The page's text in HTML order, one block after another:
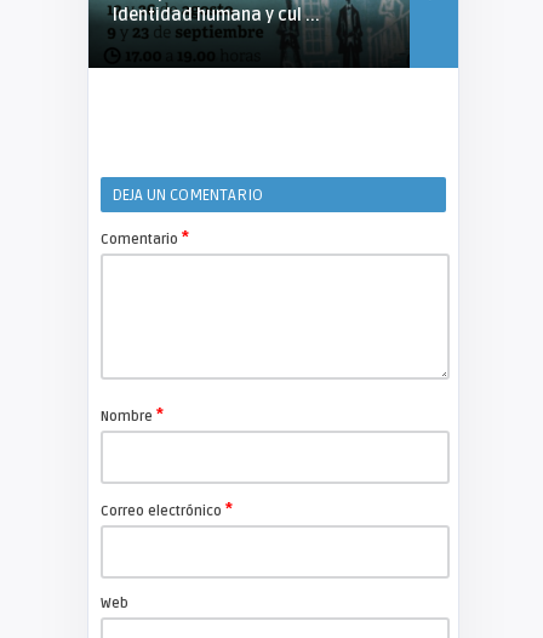
Identidad humana y cul ...
DEJA UN COMENTARIO
Comentario *
Nombre *
Correo electrónico *
Web